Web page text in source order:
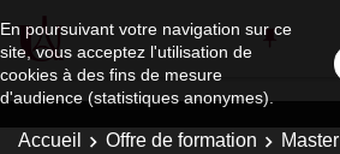
En poursuivant votre navigation sur ce
site, vous acceptez l'utilisation de
cookies à des fins de mesure
d'audience (statistiques anonymes).
Accueil Offre de formation
Master